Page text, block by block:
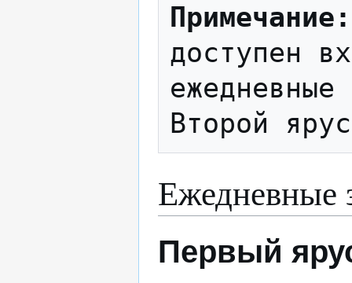
Примечание:
доступен
Ежедневные
Первый